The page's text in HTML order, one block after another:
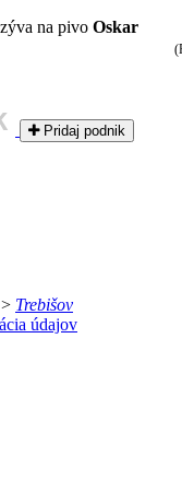
na pivo Oskar
Pridaj podnik
> Trebišov
údajov